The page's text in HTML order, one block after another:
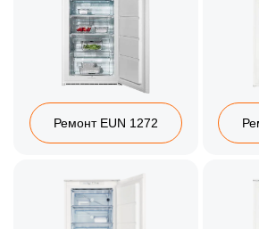
Ремонт EUN 1272